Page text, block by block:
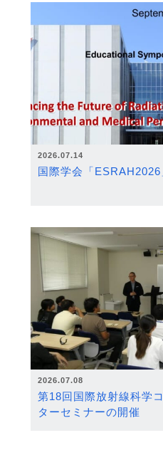
2026.07.14
国際学会「
2026.07.08
第18回国際放射線科学
ターセミナーの開催